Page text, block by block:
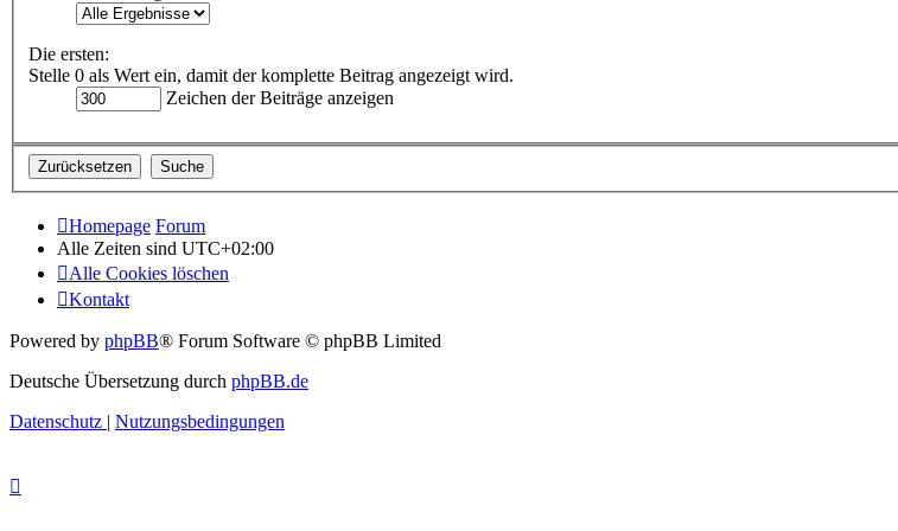
Die ersten:
Stelle 0 als Wert ein, damit der komplette Beitrag angezeigt wird.
Zeichen der Beiträge anzeigen
Homepage Forum
Alle Zeiten sind UTC+02:00
Alle Cookies löschen
Kontakt
Powered by phpBB® Forum Software © phpBB Limited
Deutsche Übersetzung durch phpBB.de
Datenschutz | Nutzungsbedingungen